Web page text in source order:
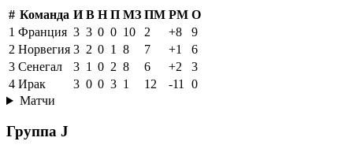
# Команда И В Н П МЗ ПМ РМ О
1 Франция 3 3 0 0 10 2 +8
9
2 Норвегия 3 2 0 1 8 7 +1
6
3 Сенегал 3 1 0 2 8 6 +2
3
4 Ирак 3 0 0 3 1 12 -11
0
Матчи
Группа J